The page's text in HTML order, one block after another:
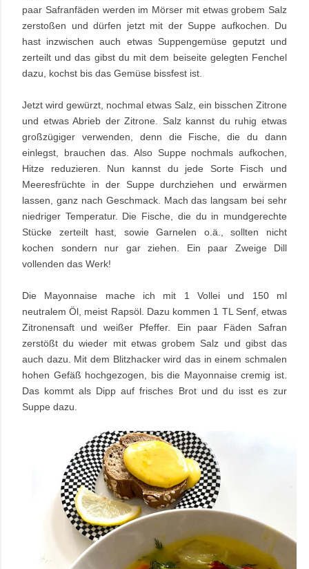
paar Safranfäden werden im Mörser mit etwas grobem Salz
zerstoßen und dürfen jetzt mit der Suppe aufkochen. Du
hast inzwischen auch etwas Suppengemüse geputzt und
zerteilt und das gibst du mit dem beiseite gelegten Fenchel
dazu, kochst bis das Gemüse bissfest ist.
Jetzt wird gewürzt, nochmal etwas Salz, ein bisschen Zitrone
und etwas Abrieb der Zitrone. Salz kannst du ruhig etwas
großzügiger verwenden, denn die Fische, die du dann
einlegst, brauchen das. Also Suppe nochmals aufkochen,
Hitze reduzieren. Nun kannst du jede Sorte Fisch und
Meeresfrüchte in der Suppe durchziehen und erwärmen
lassen, ganz nach Geschmack. Mach das langsam bei sehr
niedriger Temperatur. Die Fische, die du in mundgerechte
Stücke zerteilt hast, sowie Garnelen o.ä., sollten nicht
kochen sondern nur gar ziehen. Ein paar Zweige Dill
vollenden das Werk!
Die Mayonnaise mache ich mit 1 Vollei und 150 ml
neutralem Öl, meist Rapsöl. Dazu kommen 1 TL Senf, etwas
Zitronensaft und weißer Pfeffer. Ein paar Fäden Safran
zerstößt du wieder mit etwas grobem Salz und gibst das
auch dazu. Mit dem Blitzhacker wird das in einem schmalen
hohen Gefäß hochgezogen, bis die Mayonnaise cremig ist.
Das kommt als Dipp auf frisches Brot und du isst es zur
Suppe dazu.